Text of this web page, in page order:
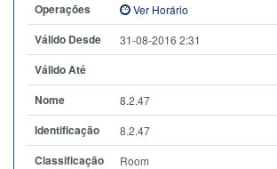
Operações Ver Horário
Válido Desde 31-08-2016 2:31
Válido Até
Nome
8.2.47
Identificação 8.2.47
Classificação Room